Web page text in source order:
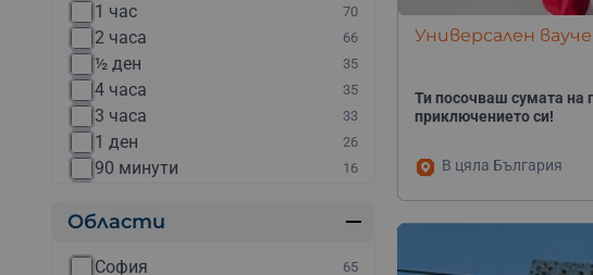
Каякинг 16
Каране на ATV / АТВ 14
Уроци по конна езда 13
Други 12
Планински преходи 11
Полет с балон 9
Скок с бънджи 8
Каране на бъги 6
1 час 70
2 часа 66
½ ден 35
4 часа 35
3 часа 33
1 ден 26
90 минути 16
Няколко дена 14
Области
София 65
Универсален
Ти посочваш сумата на
приключението си!
В цяла България